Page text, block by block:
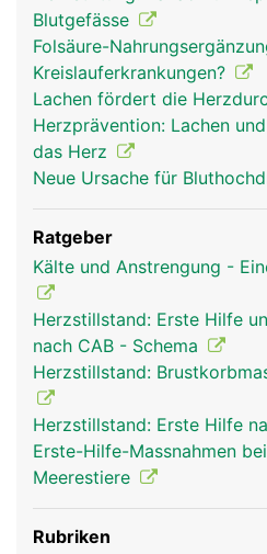
Blutgefässe
Folsäure-
Kreislauferkrankungen?
Lachen fördert die
Herzprävention: Lachen
das Herz
Neue Ursache für
Ratgeber
Kälte und Anstrengung -
Herzstillstand: Erste Hilfe
nach CAB - Schema
Herzstillstand:
Herzstillstand: Erste Hilfe
Erste-Hilfe-Massnahmen
Meerestiere
Rubriken